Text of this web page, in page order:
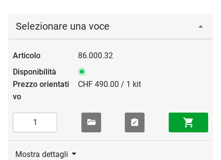
Selezionare una voce
86.000.32
CHF 490.00 / 1 kit
Mostra dettagli